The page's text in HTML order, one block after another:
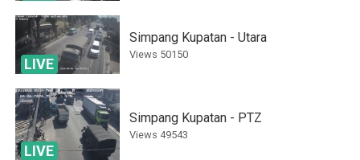
LIVE
Simpang Kupatan - Utara
Views 50150
LIVE
Simpang Kupatan - PTZ
Views 49543